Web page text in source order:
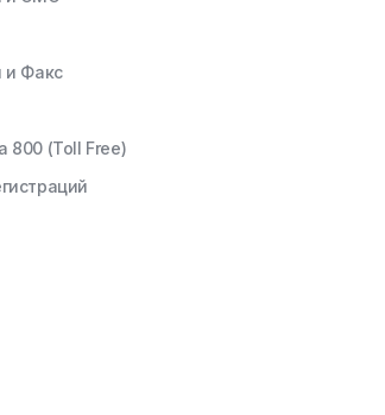
и Факс
800 (Toll Free)